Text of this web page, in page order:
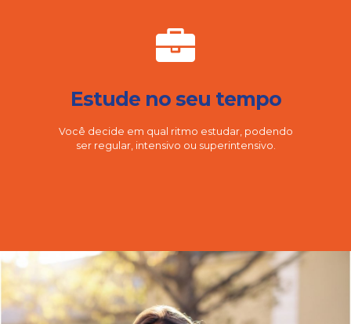
Estude no seu tempo
Você decide em qual ritmo estudar, podendo
ser regular, intensivo ou superintensivo.